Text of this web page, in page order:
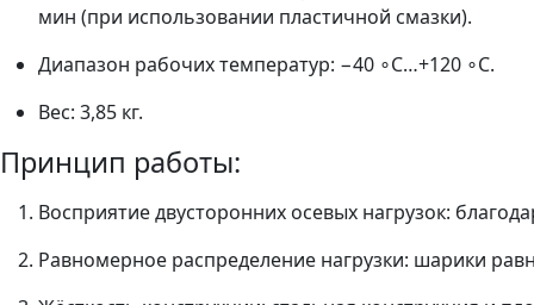
мин (при использовании пластичной смазки).
Диапазон рабочих температур: −40 ∘C…+120 ∘C.
Вес: 3,85 кг.
Принцип работы:
Восприятие двусторонних осевых нагрузок:
Равномерное распределение нагрузки: шарики